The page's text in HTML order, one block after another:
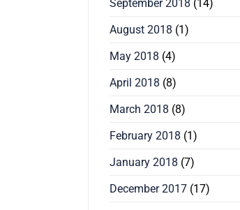
September 2018 (14)
August 2018 (1)
May 2018 (4)
April 2018 (8)
March 2018 (8)
February 2018 (1)
January 2018 (7)
December 2017(17)